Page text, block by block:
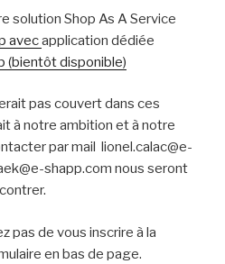
solution Shop As A Service
avecapplication dédiée
(bientôt disponible)
pas couvert dans ces
à notre ambition et à notre
par mail lionel.calac@e-
shapp.com nous seront
pas de vous inscrire à la
en bas de page.